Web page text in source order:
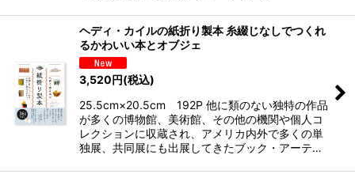
ヘディ・カイルの紙折り製本 糸綴じなしでつくれ
るかわいい本とオブジェ
3,520円(税込)
25.5cm×20.5cm 192P 他に類のない独特の作品
が多くの博物館、美術館、その他の機関や個人コ
レクションに収蔵され、アメリカ内外で多くの単
独展、共同展にも出展してきたブック・アーテ…